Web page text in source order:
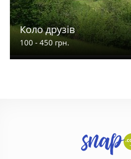
Коло друзів
100 - 450 грн.